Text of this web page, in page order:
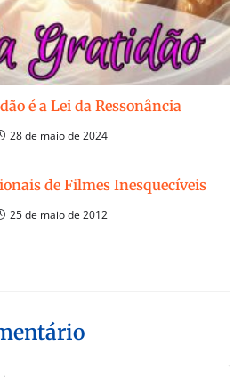
é a Lei da Ressonância
28 de maio de 2024
de Filmes Inesquecíveis
25 de maio de 2012